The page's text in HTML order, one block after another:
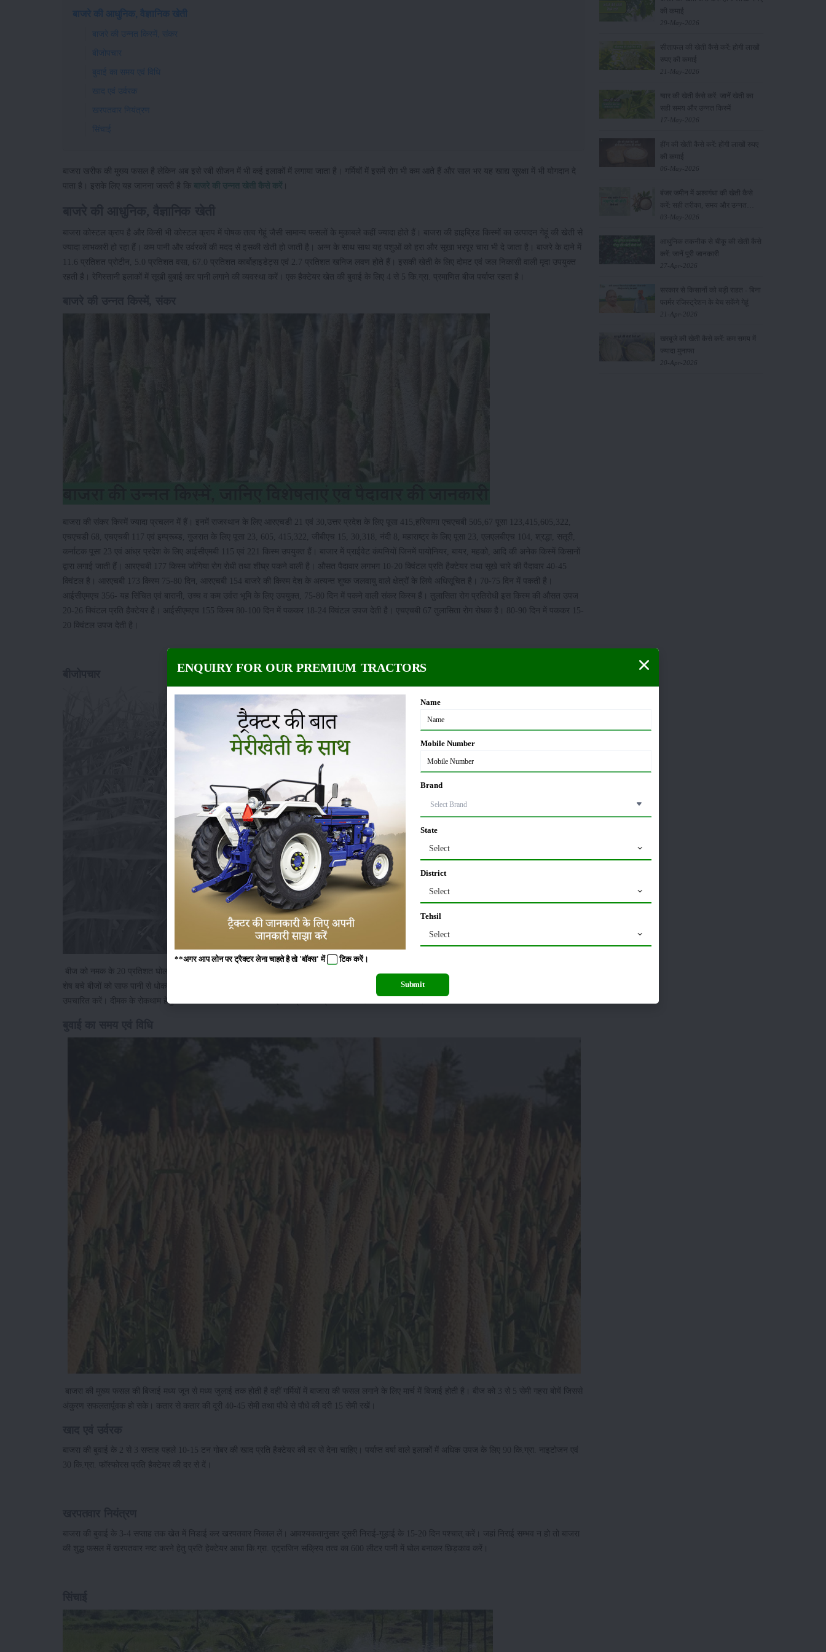
बाजरे की आधुनिक, वैज्ञानिक खेती
बाजरे की उन्नत किस्में, संकर
बीजोपचार
बुवाई का समय एवं विधि
खाद एवं उर्वरक
खरपतवार नियंत्रण
सिंचाई
बाजरा खरीफ की मुख्य फसल है लेकिन अब इसे रबी सीजन में भी कई इलाकों में लगाया जाता है। गर्मियों में इसमें रोग भी कम आते हैं और साल भर यह खाद्य सुरक्षा में भी योगदान दे
पाता है। इसके लिए यह जानना जरूरी है कि बाजरे की उन्नत खेती कैसे करें
बाजरा कोस्टल क्राप है और किसी भी कोस्टल क्राप में पोषक तत्व गेहूं जैसी सामान्य फसलों के मुकाबले कहीं ज्यादा होते हैं। बाजरा की हाइब्रिड किस्मों का उत्पादन गेहूं की खेती से
ज्यादा लाभकारी हो रहा हैं। कम पानी और उर्वरकों की मदद से इसकी खेती हो जाती है। अन्न के साथ साथ यह पशुओं को हरा और सूखा भरपूर चारा भी दे जाता है। बाजरे के दाने में
11.6 प्रतिशत प्रोटीन, 5.0 प्रतिशत वसा, 67.0 प्रतिशत कार्बोहाइडेट्स एवं 2.7 प्रतिशत खनिज लवण होते हैं। इसकी खेती के लिए दोमट एवं जल निकासी वाली मृदा उपयुक्त
रहती है। रेगिस्तानी इलाकों में सूखी बुबाई कर पानी लगाने की व्यवस्था करें। एक हैक्टेयर खेत की बुवाई के लिए 4 से 5 कि.ग्रा. प्रमाणित बीज पर्याप्त रहता है।
बाजरा की संकर किस्में ज्यादा प्रचलन में हैं। इनमें राजस्थान के लिए आरएचडी 21 एवं 30,उत्तर प्रदेश के लिए पूसा 415,हरियाणा एचएचबी 505,67 पूसा 123,415,605,322,
एचएचडी 68, एचएचबी 117 एवं इम्प्रूब्ड, गुजरात के लिए पूसा 23, 605, 415,322, जीबीएच 15, 30,318, नंदी 8, महाराष्ट्र के लिए पूसा 23, एलएलबीएच 104, श्रद्धा, सतूरी,
कर्नाटक पूसा 23 एवं आंध्र प्रदेश के लिए आईसीएमबी 115 एवं 221 किस्म उपयुक्त हैं। बाजार में प्राईवेट कंपनियों जिनमें पायोनियर, बायर, महको, आदि की अनेक किस्में किसानों
द्वारा लगाई जाती हैं। आरएचबी 177 किस्म जोगिया रोग रोधी तथा शीघ्र पकने वाली है। औसत पैदावार लगभग 10-20 क्विंटल प्रति हैक्टेयर तथा सूखे चारे की पैदावार 40-45
क्विंटल है। आरएचबी 173 किस्म 75-80 दिन, आरएचबी 154 बाजरे की किस्म देश के अत्यन्त शुष्क जलवायु वाले क्षेत्रों के लिये अधिसूचित है। 70-75 दिन में पकती है।
आईसीएमएच 356- यह सिंचित एवं बारानी, उच्च व कम उर्वरा भूमि के लिए उपयुक्त, 75-80 दिन में पकने वाली संकर किस्म हैं। तुलासिता रोग प्रतिरोधी इस किस्म की औसत उपज
20-26 क्विंटल प्रति हैक्टेयर है। आईसीएमएच 155 किस्म 80-100 दिन में पककर 18-24 क्विंटल उपज देती है। एचएचबी 67 तुलासिता रोग रोधक है। 80-90 दिन में पककर 15-
20 क्विंटल उपज देती है।
बीज को नमक के 20 प्रतिशत घोल में लगभग पांच मिनट तक डुबो कर गून्दिया या चैंपा से फसल को बचाया जा सकता हैं। हल्के बीज व तैरते हुए कचरे को जला देना चाहिये। तथा
शेष बचे बीजों को साफ पानी से धोकर अच्छी प्रकार छाया में सुखाने के बाद बोने के काम में लेना चाहिये। उपरोक्त उपचार के बाद प्रति किलोग्राम बीज को 3 ग्राम थायरम दवा से
उपचारित करें। दीमक के रोकथाम हेतु 4 मिलीलीटर क्लोरीपायरीफॉस 20 ई.सी. प्रति कि.ग्रा. बीज की दर से उपचारित करें।
बाजरा की मुख्य फसल की बिजाई मध्य जून से मध्य जुलाई तक होती है वहीं गर्मियों में बाजारा की फसल लगाने के लिए मार्च में बिजाई होती है। बीज को 3 से 5 सेमी गहरा बोयें जिससे
अंकुरण सफलतार्पूवक हो सके। कतार से कतार की दूरी 40-45 सेमी तथा पौधे से पौधे की दरी 15 सेमी रखें।
बाजरा की बुवाई के 2 से 3 सप्ताह पहले 10-15 टन गोबर की खाद प्रति हैक्टेयर की दर से देना चाहिए। पर्याप्त वर्षा वाले इलाकों में अधिक उपज के लिए 90 कि.ग्रा. नाइटोजन एवं
30 कि.ग्रा. फॉस्फोरस प्रति हैक्टेयर की दर से दें।
बाजरा की बुवाई के 3-4 सप्ताह तक खेत में निडाई कर खरपतवार निकाल लें। आवश्यकतानुसार दूसरी निराई-गुड़ाई के 15-20 दिन पश्चात् करें। जहां निराई सम्भव न हो तो बाजरा
की शुद्ध फसल में खरपतवार नष्ट करने हेतु प्रति हेक्टेयर आधा कि.ग्रा. एट्राजिन सक्रिय तत्व का 600 लीटर पानी में घोल बनाकर छिड़काव करें।
की कमाई
29-May-2026
सीताफल की खेती कैसे करें: होगी लाखों
रुपए की कमाई
21-May-2026
ग्वार की खेती कैसे करें: जानें खेती का
सही समय और उन्नत किस्में
17-May-2026
हींग की खेती कैसे करें: होंगी लाखों रुपए
की कमाई
06-May-2026
बंजर जमीन में अश्वगंधा की खेती कैसे
करें: सही तरीका, समय और उन्नत
तकनीकें
03-May-2026
आधुनिक तकनीक से चीकू की खेती कैसे
करें: जानें पूरी जानकारी
27-Apr-2026
सरकार से किसानों को बड़ी राहत - बिना
फार्मर रजिस्ट्रेशन के बेच सकेंगे गेहूं
21-Apr-2026
खरबूजे की खेती कैसे करें: कम समय में
ज्यादा मुनाफा
20-Apr-2026
ENQUIRY FOR OUR PREMIUM TRACTORS
Name
Mobile Number
Brand
State
Select
District
Select
Tehsil
Select
**अगर आप लोन पर ट्रैक्टर लेना चाहते है तो 'बॉक्स' में टिककरें।
Submit